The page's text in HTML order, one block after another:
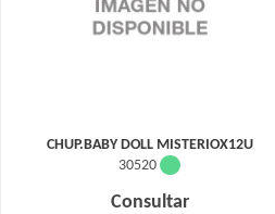
CHUP.BABY DOLL MISTERIOX12U
30520
Consultar